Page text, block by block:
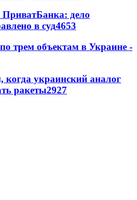
ПриватБанка: дело
в суд4653
трем объектам в Украине -
когда украинский аналог
ракеты2927